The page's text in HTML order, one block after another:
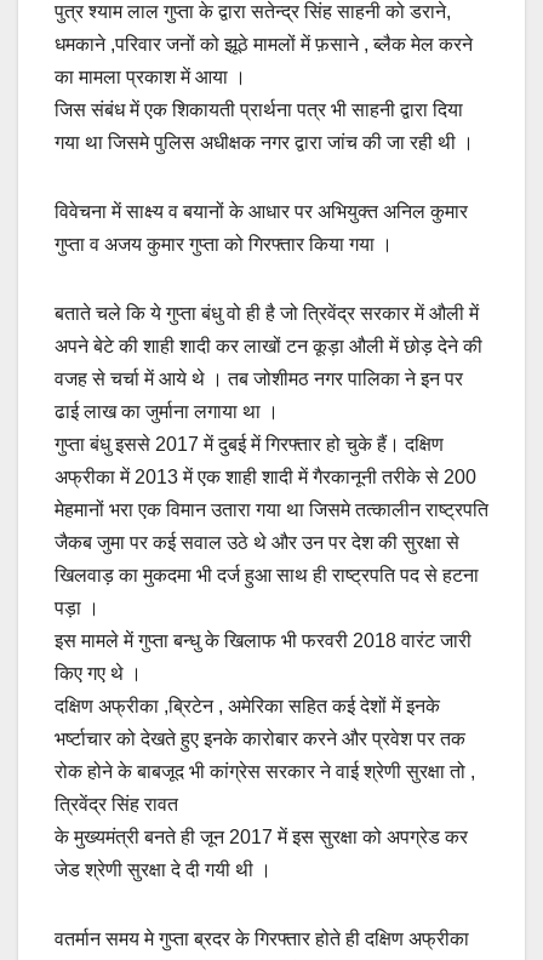
पुत्र श्याम लाल गुप्ता के द्वारा सतेन्द्र सिंह साहनी को डराने,
धमकाने ,परिवार जनों को झूठे मामलों में फ़साने , ब्लैक मेल करने
का मामला प्रकाश में आया ।
जिस संबंध में एक शिकायती प्रार्थना पत्र भी साहनी द्वारा दिया
गया था जिसमे पुलिस अधीक्षक नगर द्वारा जांच की जा रही थी ।
विवेचना में साक्ष्य व बयानों के आधार पर अभियुक्त अनिल कुमार
गुप्ता व अजय कुमार गुप्ता को गिरफ्तार किया गया ।
बताते चले कि ये गुप्ता बंधु वो ही है जो त्रिवेंद्र सरकार में औली में
अपने बेटे की शाही शादी कर लाखों टन कूड़ा औली में छोड़ देने की
वजह से चर्चा में आये थे । तब जोशीमठ नगर पालिका ने इन पर
ढाई लाख का जुर्माना लगाया था ।
गुप्ता बंधु इससे 2017 में दुबई में गिरफ्तार हो चुके हैं। दक्षिण
अफ्रीका में 2013 में एक शाही शादी में गैरकानूनी तरीके से 200
मेहमानों भरा एक विमान उतारा गया था जिसमे तत्कालीन राष्ट्रपति
जैकब जुमा पर कई सवाल उठे थे और उन पर देश की सुरक्षा से
खिलवाड़ का मुकदमा भी दर्ज हुआ साथ ही राष्ट्रपति पद से हटना
पड़ा ।
इस मामले में गुप्ता बन्धु के खिलाफ भी फरवरी 2018 वारंट जारी
किए गए थे ।
दक्षिण अफ्रीका ,ब्रिटेन , अमेरिका सहित कई देशों में इनके
भर्ष्टाचार को देखते हुए इनके कारोबार करने और प्रवेश पर तक
रोक होने के बाबजूद भी कांग्रेस सरकार ने वाई श्रेणी सुरक्षा तो ,
त्रिवेंद्र सिंह रावत
के मुख्यमंत्री बनते ही जून 2017 में इस सुरक्षा को अपग्रेड कर
जेड श्रेणी सुरक्षा दे दी गयी थी ।
वतर्मान समय मे गुप्ता ब्रदर के गिरफ्तार होते ही दक्षिण अफ्रीका